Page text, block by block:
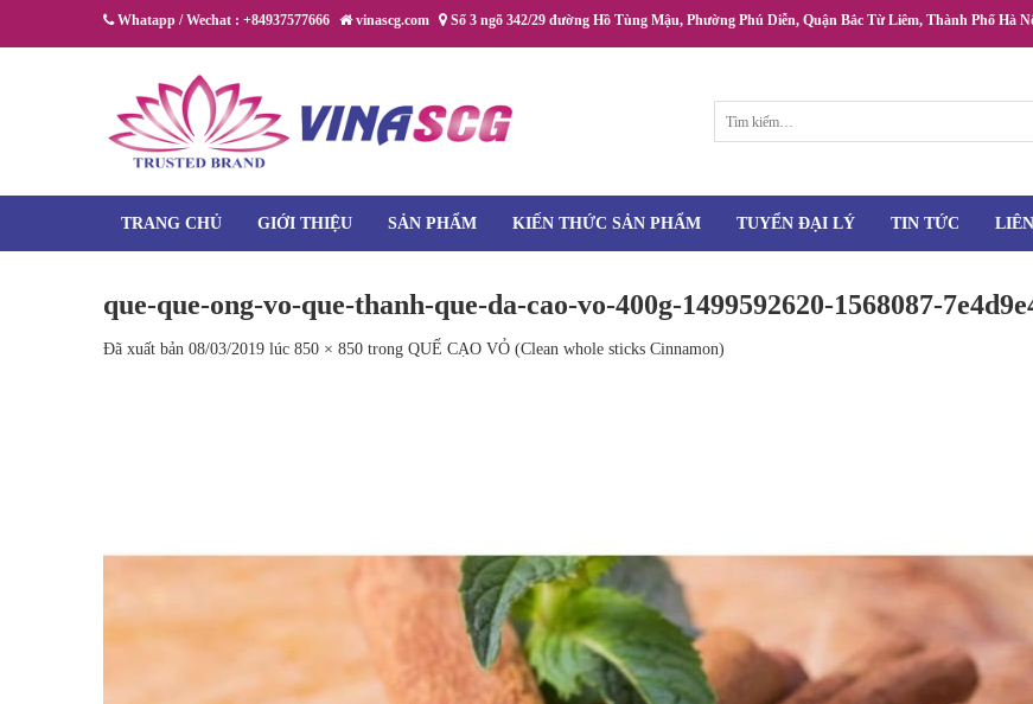
Whatapp / Wechat : +84937577666 vinascg.com Số 3 ngõ 342/29 đường Hồ Tùng Mậu, Phường Phú Diễn, Quận Bắc Từ Liêm, Thành Phố Hà
kiếm:
TRANG CHỦ GIỚI THIỆU SẢN PHẨM KIẾN THỨC SẢN PHẨM TUYỂN ĐẠI LÝ TIN TỨC
que-que-ong-vo-que-thanh-que-da-cao-vo-400g-1499592620-1568087-
Đã xuất bản 08/03/2019 lúc 850 × 850 trong QUẾ CẠO VỎ (Clean whole sticks Cinnamon)